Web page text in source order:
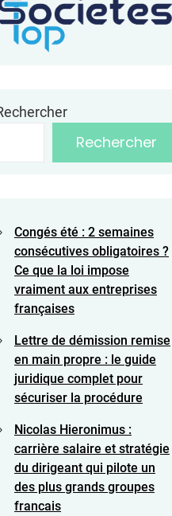
Rechercher
Congés été : 2 semaines
consécutives obligatoires ?
Ce que la loi impose
vraiment aux entreprises
françaises
Lettre de démission remise
en main propre : le guide
juridique complet pour
sécuriser la procédure
Nicolas Hieronimus :
carrière salaire et stratégie
du dirigeant qui pilote un
des plus grands groupes
francais